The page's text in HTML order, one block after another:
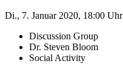
Di., 7. Januar 2020, 18:00 Uhr
Discussion Group
Dr. Steven Bloom
Social Activity